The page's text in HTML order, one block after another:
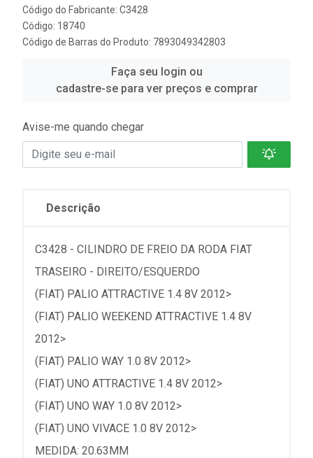
Código do Fabricante: C3428
Código: 18740
Código de Barras do Produto: 7893049342803
Faça seu login ou
cadastre-se para ver preços e comprar
Avise-me quando chegar
Descrição
C3428 - CILINDRO DE FREIO DA RODA FIAT
TRASEIRO - DIREITO/ESQUERDO
(FIAT) PALIO ATTRACTIVE 1.4 8V 2012>
(FIAT) PALIO WEEKEND ATTRACTIVE 1.4 8V
2012>
(FIAT) PALIO WAY 1.0 8V 2012>
(FIAT) UNO ATTRACTIVE 1.4 8V 2012>
(FIAT) UNO WAY 1.0 8V 2012>
(FIAT) UNO VIVACE 1.0 8V 2012>
MEDIDA: 20.63MM